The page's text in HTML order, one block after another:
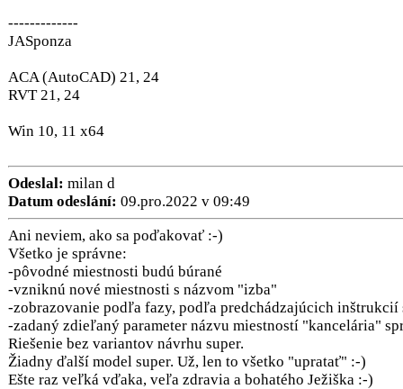
-------------
JASponza
ACA (AutoCAD) 21, 24
RVT 21, 24
Win 10, 11 x64
Odeslal: milan d
Datum odeslání: 09.pro.2022 v 09:49
Ani neviem, ako sa poďakovať :-)
Všetko je správne:
-pôvodné miestnosti budú búrané
-vzniknú nové miestnosti s názvom "izba"
-zobrazovanie podľa fazy, podľa predchádzajúcich inštrukcií
-zadaný zdieľaný parameter názvu miestností "kancelária"
Riešenie bez variantov návrhu super.
Žiadny ďalší model super. Už, len to všetko "upratať" :-)
Ešte raz veľká vďaka, veľa zdravia a bohatého Ježiška :-)